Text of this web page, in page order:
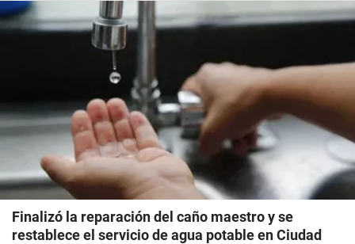
Finalizó la reparación del caño maestro y se
restablece el servicio de agua potable en Ciudad